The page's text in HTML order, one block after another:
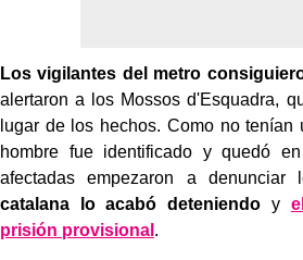
Los vigilantes del metro
alertaron a los Mossos d'Esquadra,
lugar de los hechos. Como no tenían
hombre fue identificado y quedó
afectadas empezaron a denunciar
catalana lo acabó deteniendo y
prisión provisional .